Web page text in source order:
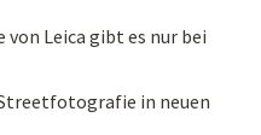
Leica gibt es nur bei
in neuen